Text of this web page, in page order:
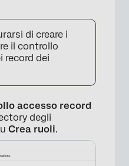
di creare i
il controllo
record dei
accesso record
degli
Crea ruoli.